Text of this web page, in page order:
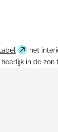
het
in de zon